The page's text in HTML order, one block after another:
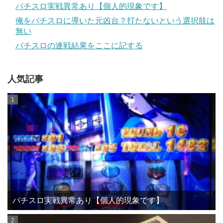
パチスロ実戦異常あり【個人的現象です】
俺をパチスロに導いた元凶台？打たないという選択肢は
無い
パチスロの連戦結果をここに記する
人気記事
パチスロ実戦異常あり【個人的現象です】